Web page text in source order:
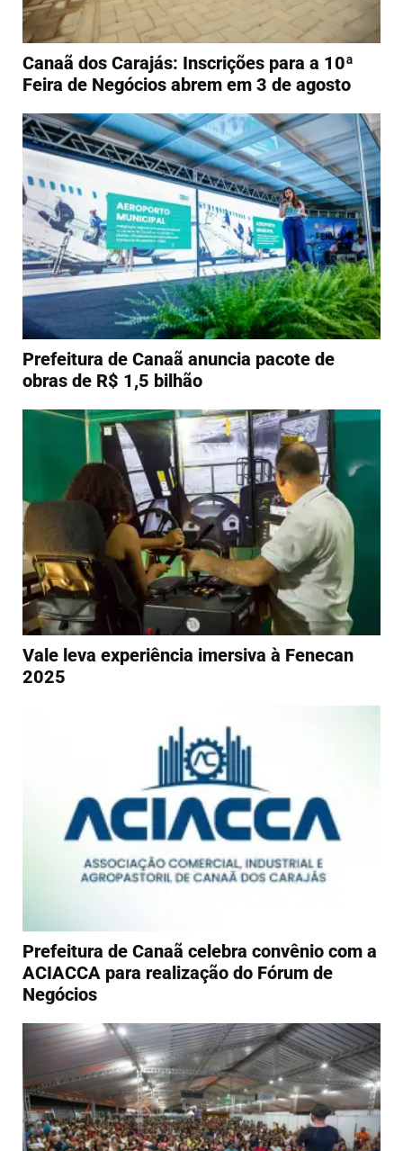
Canaã dos Carajás: Inscrições para a 10ª
Feira de Negócios abrem em 3 de agosto
Prefeitura de Canaã anuncia pacote de
obras de R$ 1,5 bilhão
Vale leva experiência imersiva à Fenecan
2025
Prefeitura de Canaã celebra convênio com a
ACIACCA para realização do Fórum de
Negócios